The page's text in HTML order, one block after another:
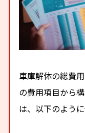
車庫解体の総費
の費用項目から
は、以下のように